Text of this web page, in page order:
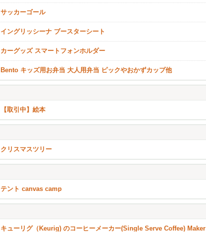
サッカーゴール
イングリッシーナ ブースターシート
カーグッズ スマートフォンホルダー
Bento キッズ用お弁当 大人用弁当 ピックやおかずカップ他
【取引中】絵本
クリスマスツリー
テント canvas camp
キューリグ（Keurig) のコーヒーメーカー(Single Serve Coffee) Maker